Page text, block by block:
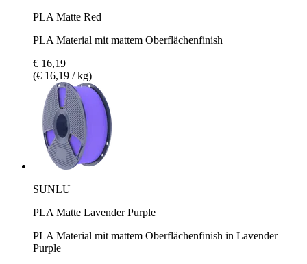
PLA Matte Red
PLA Material mit mattem Oberflächenfinish
€ 16,19
(€ 16,19 / kg)
SUNLU
PLA Matte Lavender Purple
PLA Material mit mattem Oberflächenfinish in Lavender
Purple